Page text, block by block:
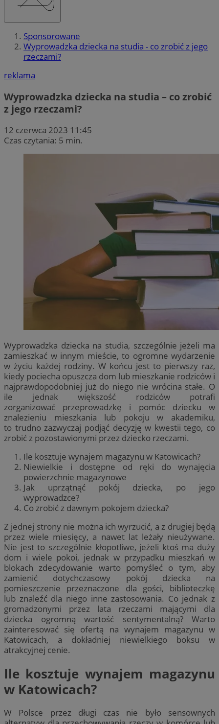
Sponsorowane
Wyprowadzka dziecka na studia - co zrobić z jego
rzeczami?
reklama
Wyprowadzka dziecka na studia – co zrobić
z jego rzeczami?
12 czerwca 2023 11:45
Czas czytania: 5 min.
Wyprowadzka dziecka na studia, szczególnie jeżeli ma
zamieszkać w innym mieście, to ogromne wydarzenie
w życiu każdej rodziny. W końcu jest to pierwszy raz,
kiedy pociecha opuszcza dom lub mieszkanie rodziców i
najprawdopodobniej już do niego nie wrócina stałe. O
ile jednak większość rodziców potrafi
zorganizować przeprowadzkę i pomóc dziecku w
znalezieniu mieszkania lub pokoju w akademiku,
to trudno zazwyczaj podjąć decyzję w kwestii tego, co
zrobić z pozostawionymi przez dziecko rzeczami.
Ile kosztuje wynajem magazynu w Katowicach?
Niewielkie i dostępne od ręki do wynajęcia
powierzchnie magazynowe
Jak uprzątnąć pokój dziecka, po jego
wyprowadzce?
Co zrobić z dawnym pokojem dziecka?
Z jednej strony nie można ich wyrzucić, a z drugiej będą
przez wiele miesięcy, a nawet lat leżały nieużywane.
Nie jest to szczególnie kłopotliwe, jeżeli ktoś ma duży
dom i wiele pokoi, jednak w przypadku mieszkań w
blokach zdecydowanie warto pomyśleć o tym, aby
zamienić dotychczasowy pokój dziecka na
pomieszczenie przeznaczone dla gości, biblioteczkę
lub znaleźć dla niego inne zastosowania. Co jednak z
gromadzonymi przez lata rzeczami mającymi dla
dziecka ogromną wartość sentymentalną? Warto
zainteresować się ofertą na wynajem magazynu w
Katowicach, a dokładniej niewielkiego boksu w
atrakcyjnej cenie.
Ile kosztuje wynajem magazynu
w Katowicach?
W Polsce przez długi czas nie było sensownych